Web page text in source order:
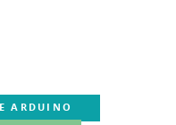
ARDUINO